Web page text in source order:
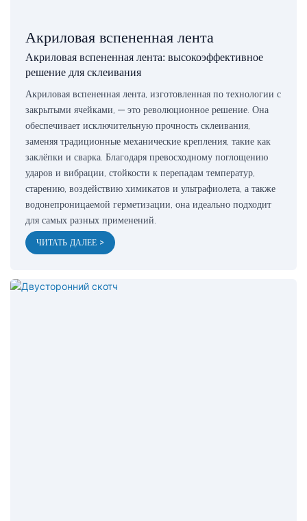
Акриловая вспененная лента
Акриловая вспененная лента: высокоэффективное
решение для склеивания
Акриловая вспененная лента, изготовленная по технологии с
закрытыми ячейками, — это революционное решение. Она
обеспечивает исключительную прочность склеивания,
заменяя традиционные механические крепления, такие как
заклёпки и сварка. Благодаря превосходному поглощению
ударов и вибрации, стойкости к перепадам температур,
старению, воздействию химикатов и ультрафиолета, а также
водонепроницаемой герметизации, она идеально подходит
для самых разных применений.
ЧИТАТЬ ДАЛЕЕ >